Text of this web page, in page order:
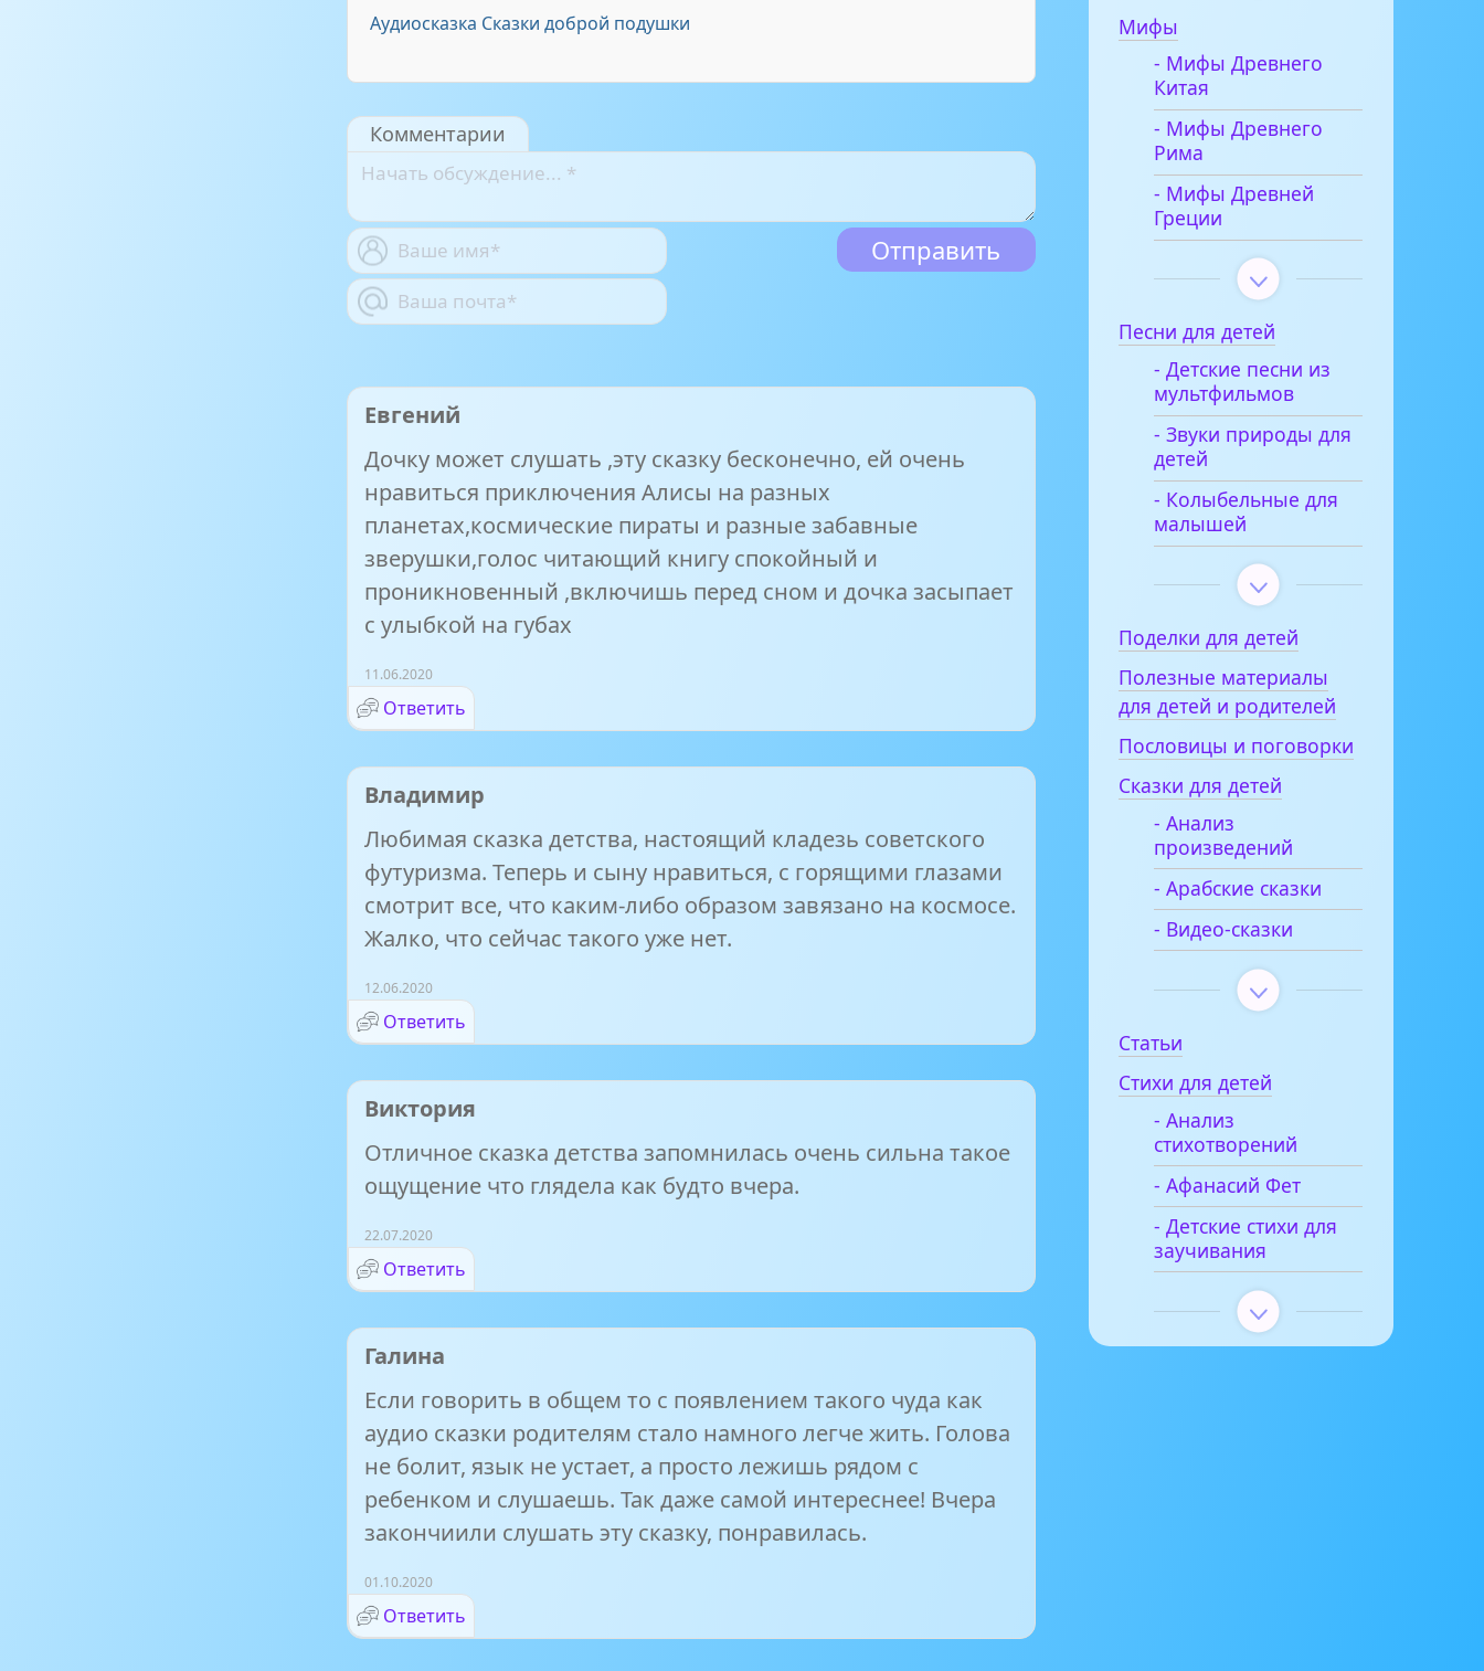
Аудиосказка Сказки доброй подушки
Комментарии
Евгений
Дочку может слушать ,эту сказку бесконечно, ей очень
нравиться приключения Алисы на разных
планетах,космические пираты и разные забавные
зверушки,голос читающий книгу спокойный и
проникновенный ,включишь перед сном и дочка засыпает
с улыбкой на губах
11.06.2020
Ответить
Владимир
Любимая сказка детства, настоящий кладезь советского
футуризма. Теперь и сыну нравиться, с горящими глазами
смотрит все, что каким-либо образом завязано на космосе.
Жалко, что сейчас такого уже нет.
12.06.2020
Ответить
Виктория
Отличное сказка детства запомнилась очень сильна такое
ощущение что глядела как будто вчера.
22.07.2020
Ответить
Галина
Если говорить в общем то с появлением такого чуда как
аудио сказки родителям стало намного легче жить. Голова
не болит, язык не устает, а просто лежишь рядом с
ребенком и слушаешь. Так даже самой интереснее! Вчера
закончиили слушать эту сказку, понравилась.
01.10.2020
Ответить
Мифы
- Мифы Древнего
Китая
- Мифы Древнего
Рима
- Мифы Древней
Греции
Песни для детей
- Детские песни из
мультфильмов
- Звуки природы для
детей
- Колыбельные для
малышей
Поделки для детей
Полезные материалы
для детей и родителей
Пословицы и поговорки
Сказки для детей
- Анализ
произведений
- Арабские сказки
- Видео-сказки
Статьи
Стихи для детей
- Анализ
стихотворений
- Афанасий Фет
- Детские стихи для
заучивания